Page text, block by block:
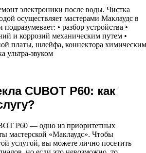
электроники после воды. Чистка
осуществляет мастерами Маклаудс в
подразумевает: • разбор устройства •
и коррозий механическим путем •
платы, шлейфа, коннектора химическим
ультра-звуком
CUBOT P60: как
P60 — одно из приоритетных
мастерской «Маклаудс». Чтобы
услугой, вы можете лично посетить